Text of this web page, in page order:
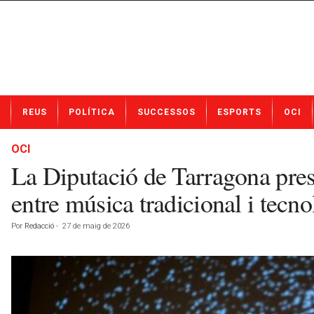
t
REUS POLÍTICA SUCCESSOS ESPORTS OCI
OCI
La Diputació de Tarragona
entre música tradicional i
Por Redacció - 27 de maig de 2026